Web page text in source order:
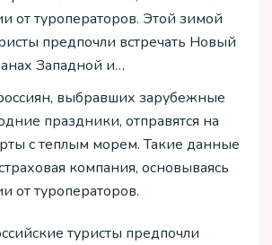
от туроператоров. Этой зимой
предпочли встречать Новый
Западной и…
выбравших зарубежные
праздники, отправятся на
с теплым морем. Такие данные
компания, основываясь
от туроператоров.
туристы предпочли